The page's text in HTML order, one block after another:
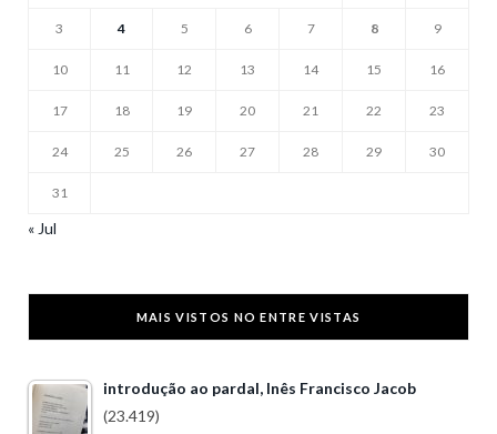
3 4 5 6 7 8 9
10 11 12 13 14 15 16
17 18 19 20 21 22 23
24 25 26 27 28 29 30
31
« Jul
MAIS VISTOS NO ENTRE VISTAS
introdução ao pardal, Inês Francisco Jacob
(23.419)